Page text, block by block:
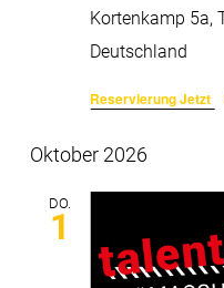
Kortenkamp 5a,
Deutschland
Reservierung Jetzt
Oktober 2026
DO.
1